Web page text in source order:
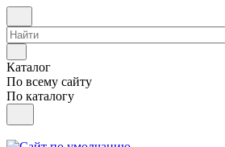
Каталог
По всему сайту
По каталогу